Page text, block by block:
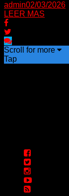
admin02/03/2026
LEER MAS
Scroll for more
Tap